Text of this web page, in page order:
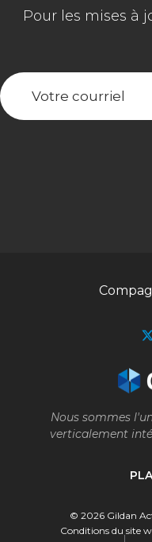
Nous sommes
verticalement
Compagnie
© 2026 Gildan
Conditions du site